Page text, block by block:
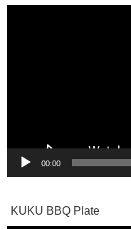
00:00
KUKU BBQ Plate